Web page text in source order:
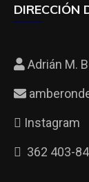
DIRECCIÓN
Adrián M.
Instagram
362 403-